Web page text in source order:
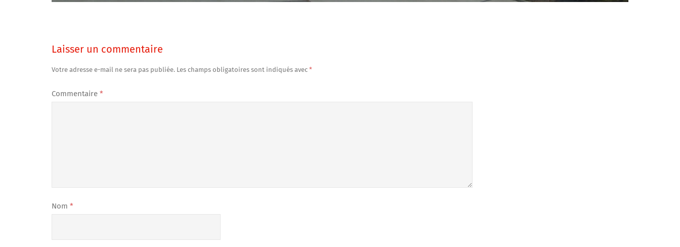
Laisser un commentaire
Votre adresse e-mail ne sera pas publiée. Les champs obligatoires sont indiqués avec *
Commentaire *
Nom *